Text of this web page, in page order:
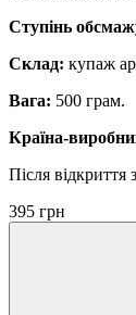
Ступінь
Склад: купаж
Вага: 500 грам.
Країна-
Після відкриття
395 грн